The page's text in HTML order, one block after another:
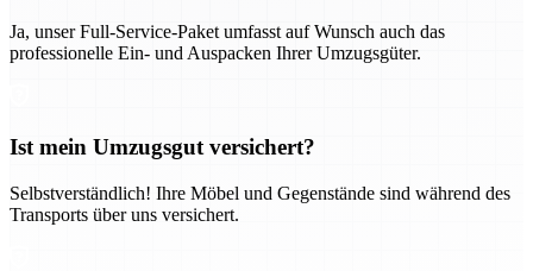
Ja, unser Full-Service-Paket umfasst auf Wunsch auch das
professionelle Ein- und Auspacken Ihrer Umzugsgüter.
Ist mein Umzugsgut versichert?
Selbstverständlich! Ihre Möbel und Gegenstände sind während des
Transports über uns versichert.